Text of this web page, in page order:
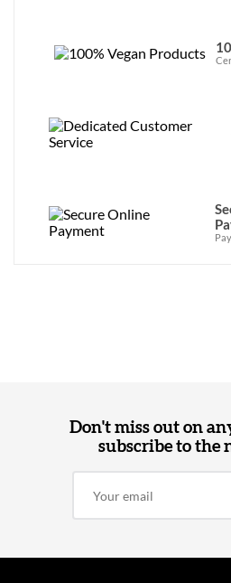
Don't miss out on
subscribe to the